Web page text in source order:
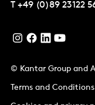
T +49 (0)89 23122
© Kantar Group and
Terms and Conditions